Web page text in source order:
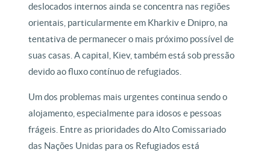
deslocados internos ainda se concentra nas regiões
orientais, particularmente em Kharkiv e Dnipro, na
tentativa de permanecer o mais próximo possível de
suas casas. A capital, Kiev, também está sob pressão
devido ao fluxo contínuo de refugiados.
Um dos problemas mais urgentes continua sendo o
alojamento, especialmente para idosos e pessoas
frágeis. Entre as prioridades do Alto Comissariado
das Nações Unidas para os Refugiados está